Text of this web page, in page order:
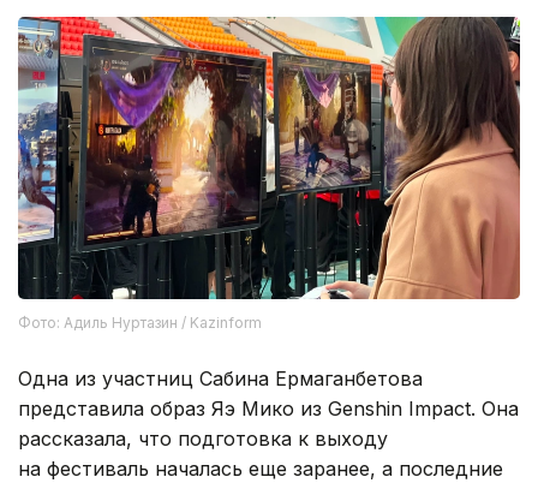
Фото: Адиль Нуртазин / Kazinform
Одна из участниц Сабина Ермаганбетова
представила образ Яэ Мико из Genshin Impact. Она
рассказала, что подготовка к выходу
на фестиваль началась еще заранее, а последние